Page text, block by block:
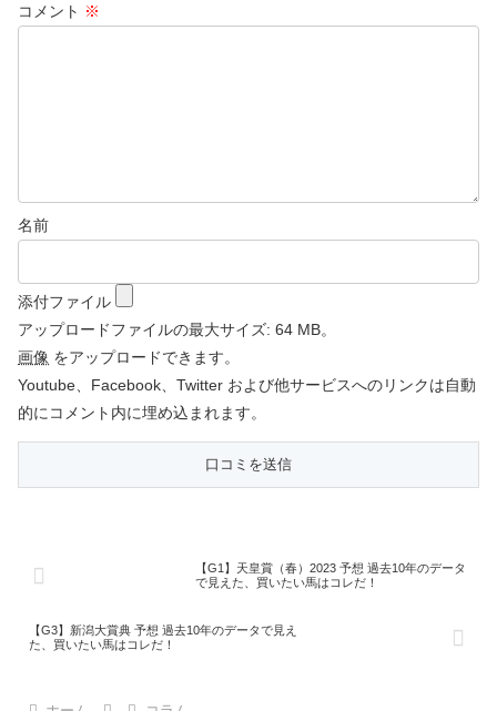
コメント ※
名前
添付ファイル
アップロードファイルの最大サイズ: 64 MB。
画像 をアップロードできます。
Youtube、Facebook、Twitter および他サービスへのリンクは自動
的にコメント内に埋め込まれます。
【G1】天皇賞（春）2023 予想 過去10年のデータ
で見えた、買いたい馬はコレだ！
【G3】新潟大賞典 予想 過去10年のデータで見え
た、買いたい馬はコレだ！